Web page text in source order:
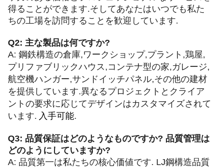
得ることができます.そしてあなたはいつでも私た
ちの工場を訪問することを歓迎しています.
Q2: 主な製品は何ですか?
A: 鋼鉄構造の倉庫,ワークショップ,プラント,鶏屋,
プリファブリックハウス,コンテナ型の家,ガレージ,
航空機ハンガー,サンドイッチパネル,その他の建材
を提供しています.異なるプロジェクトとクライア
ントの要求に応じてデザインはカスタマイズされて
います. 入手可能.
Q3: 品質保証はどのようなものですか? 品質管理は
どのようにしていますか?
A: 品質第一は私たちの核心価値です. LJ鋼構造品質